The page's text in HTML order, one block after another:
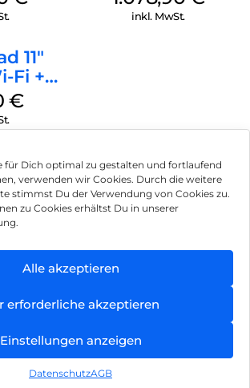
für Dich optimal zu gestalten und fortlaufend
verwenden wir Cookies. Durch die weitere
stimmst Du der Verwendung von Cookies zu.
zu Cookies erhältst Du in unserer
Alle akzeptieren
erforderliche akzeptieren
Einstellungen anzeigen
DatenschutzAGB
Gelb
inkl. MwSt.
11″
Fi +
GB
€
, Brodos AG – All Rights Reserved.
wir Dir behilflich sein?